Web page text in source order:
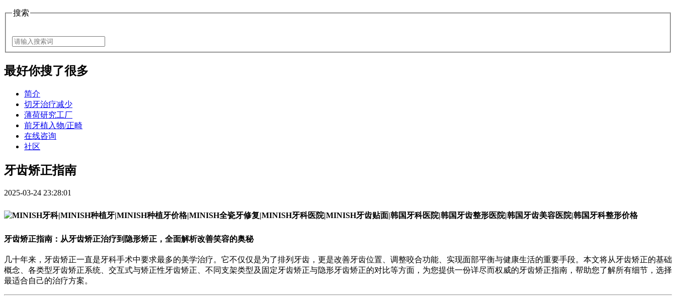
搜索
最好你搜了很多
简介
切牙治疗减少
薄荷研究工厂
前牙植入物/正畸
在线咨询
社区
​牙齿矫正指南
2025-03-24 23:28:01
牙齿矫正指南：从牙齿矫正治疗到隐形矫正，全面解析改善笑容的奥秘
几十年来，牙齿矫正一直是牙科手术中要求最多的美学治疗。它不仅仅是为了排列牙齿，更是改善牙齿位置、调整咬合功能、实现面部平衡与健康生活的重要手段。本文将从牙齿矫正的基础
概念、各类型牙齿矫正系统、交互式与矫正性牙齿矫正、不同支架类型及固定牙齿矫正与隐形牙齿矫正的对比等方面，为您提供一份详尽而权威的牙齿矫正指南，帮助您了解所有细节，选择
最适合自己的治疗方案。